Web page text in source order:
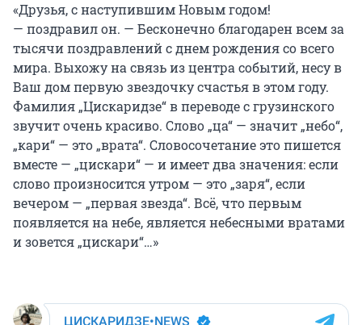
«Друзья, с наступившим Новым годом!
— поздравил он. — Бесконечно благодарен всем за
тысячи поздравлений с днем рождения со всего
мира. Выхожу на связь из центра событий, несу в
Ваш дом первую звездочку счастья в этом году.
Фамилия „Цискаридзе“ в переводе с грузинского
звучит очень красиво. Слово „ца“ — значит „небо“,
„кари“ — это „врата“. Словосочетание это пишется
вместе — „цискари“ — и имеет два значения: если
слово произносится утром — это „заря“, если
вечером — „первая звезда“. Всё, что первым
появляется на небе, является небесными вратами
и зовется „цискари“…»